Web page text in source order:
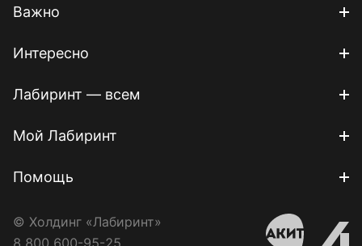
Важно
Интересно
Лабиринт — всем
Мой Лабиринт
Помощь
© Холдинг «Лабиринт»